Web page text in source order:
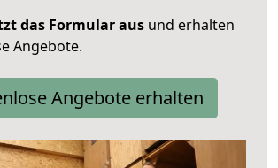
das Formular aus und erhalten
Angebote.
Angebote erhalten